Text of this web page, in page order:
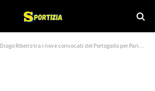
Diogo Ribeiro tra i nove convocati del Portogallo per Parigi 2026